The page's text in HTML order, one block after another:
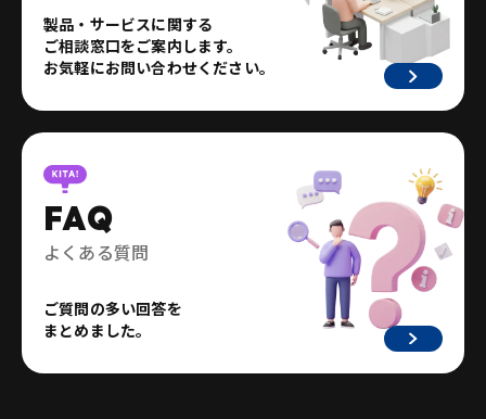
製品・サービスに関する
ご相談窓口をご案内します。
お気軽にお問い合わせください。
FAQ
よくある質問
ご質問の多い回答を
まとめました。